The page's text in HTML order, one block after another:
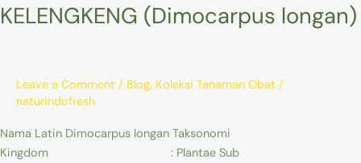
KELENGKENG (Dimocarpus longan)
Leave a Comment / Blog, Koleksi Tanaman Obat /
naturindofresh
Nama Latin Dimocarpus longan Taksonomi
Kingdom : Plantae Sub
(Dimocarpus